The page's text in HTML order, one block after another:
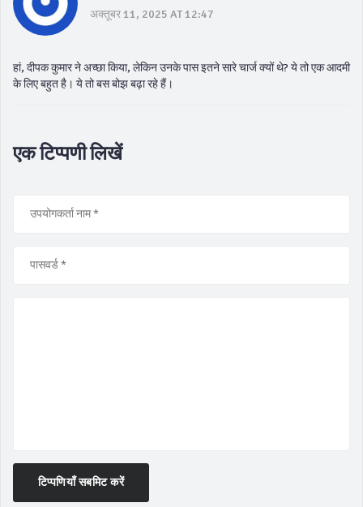
अक्तूबर 11, 2025 AT 12:47
हां, दीपक कुमार ने अच्छा किया, लेकिन उनके पास इतने सारे चार्ज क्यों थे? ये तो एक आदमी
के लिए बहुत है। ये तो बस बोझ बढ़ा रहे हैं।
एक टिप्पणी लिखें
टिप्पणियाँ सबमिट करें